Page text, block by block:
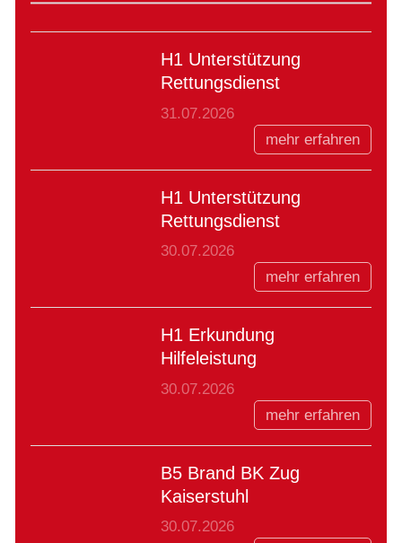
H1 Unterstützung
Rettungsdienst
31.07.2026
mehr erfahren
H1 Unterstützung
Rettungsdienst
30.07.2026
mehr erfahren
H1 Erkundung
Hilfeleistung
30.07.2026
mehr erfahren
B5 Brand BK Zug
Kaiserstuhl
30.07.2026